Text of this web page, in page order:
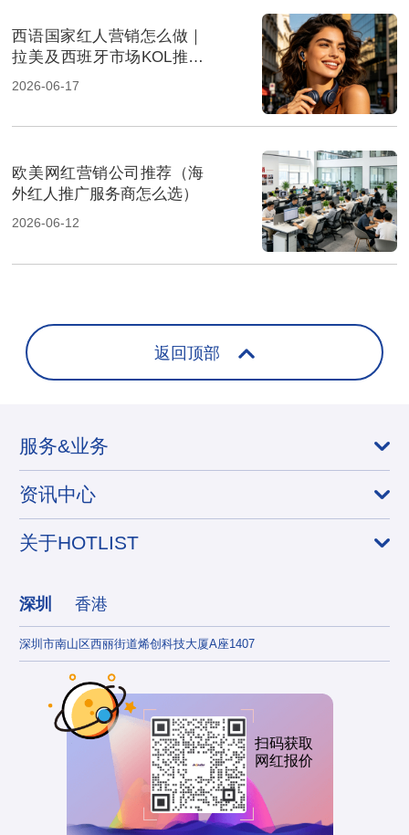
西语国家红人营销怎么做｜
拉美及西班牙市场KOL推广
攻略
2026-06-17
欧美网红营销公司推荐（海
外红人推广服务商怎么选）
2026-06-12
返回顶部
服务&业务
资讯中心
关于HOTLIST
深圳 香港
深圳市南山区西丽街道烯创科技大厦A座1407
扫码获取
网红报价